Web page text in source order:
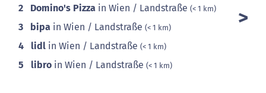
2 Domino's Pizza in Wien / Landstraße (< 1 km)
3 bipa in Wien / Landstraße (< 1 km)
4 lidl in Wien / Landstraße (< 1 km)
5 libro in Wien / Landstraße (< 1 km)